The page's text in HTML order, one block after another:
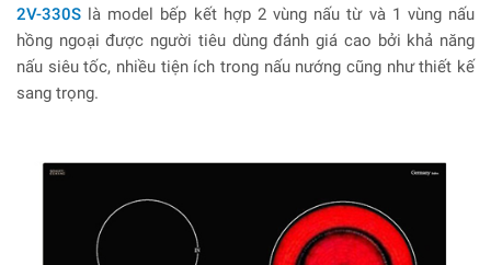
2V-330S là model bếp kết hợp 2 vùng nấu từ và 1 vùng nấu
hồng ngoại được người tiêu dùng đánh giá cao bởi khả năng
nấu siêu tốc, nhiều tiện ích trong nấu nướng cũng như thiết kế
sang trọng.